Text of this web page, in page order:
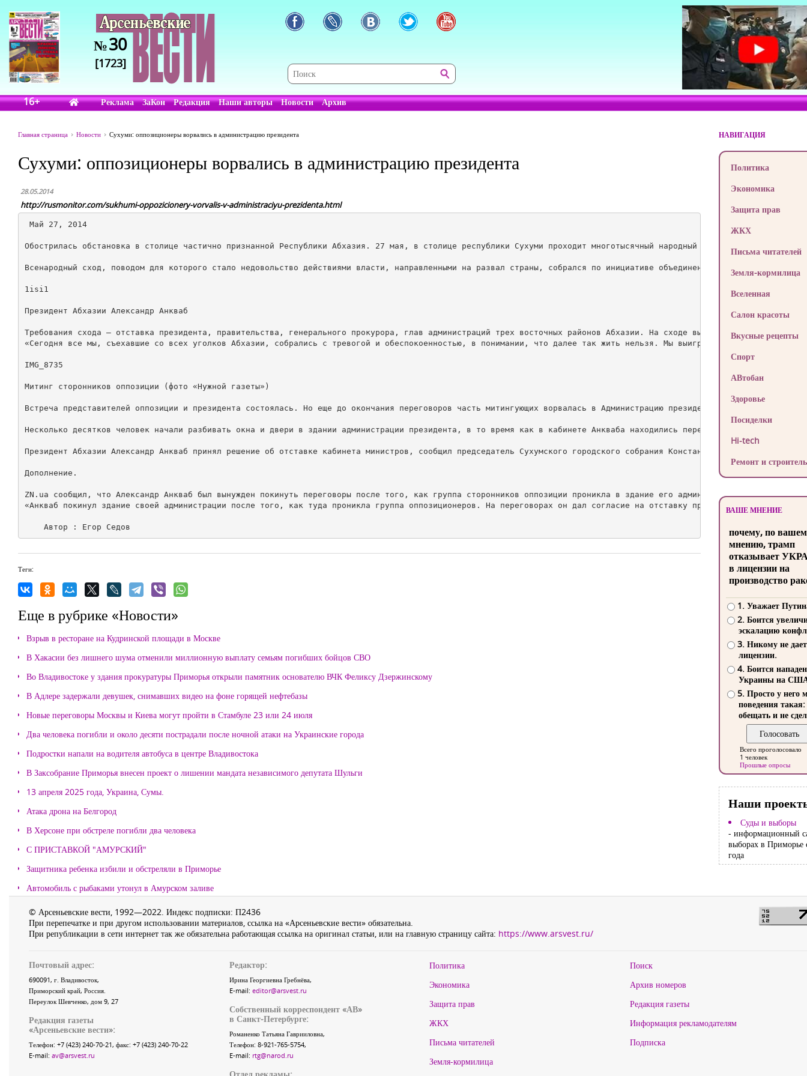
№30
[1723]
16+ Реклама ЗаКон Редакция Наши авторы Новости Архив
Главная страница Новости Сухуми: оппозиционеры ворвались в администрацию президента
Сухуми: оппозиционеры ворвались в администрацию президента
28.05.2014
http://rusmonitor.com/sukhumi-oppozicionery-vorvalis-v-administraciyu-prezidenta.html
Май 27, 2014
Обострилась обстановка в столице частично признанной Республики Абхазия. 27 мая, в столице республики Сухуми проходит многотысячный народный сход. По
Всенародный сход, поводом для которого стало недовольство действиями власти, направленными на развал страны, собрался по инициативе объединенной оппозиции,
1isi1
Президент Абхазии Александр Анкваб
Требования схода — отставка президента, правительства, генерального прокурора, глав администраций трех восточных районов Абхазии. На сходе выступают
«Сегодня все мы, съехавшие со всех уголков Абхазии, собрались с тревогой и обеспокоенностью, в понимании, что далее так жить нельзя. Мы выиграли войну, но
IMG_8735
Митинг сторонников оппозиции (фото «Нужной газеты»)
Встреча представителей оппозиции и президента состоялась. Но еще до окончания переговоров часть митингующих ворвалась в Администрацию президента.
Несколько десятков человек начали разбивать окна и двери в здании администрации президента, в то время как в кабинете Анкваба находились переговорщики от
Президент Абхазии Александр Анкваб принял решение об отставке кабинета министров, сообщил председатель Сухумского городского собрания Константин Пилия, передает
Дополнение.
ZN.ua сообщил, что Александр Анкваб был вынужден покинуть переговоры после того, как группа сторонников оппозиции проникла в здание его администрации.
«Анкваб покинул здание своей администрации после того, как туда проникла группа оппозиционеров. На переговорах он дал согласие на отставку правительства,
Теги:
Еще в рубрике «Новости»
Взрыв в ресторане на Кудринской площади в Москве
В Хакасии без лишнего шума отменили миллионную выплату семьям погибших бойцов СВО
Во Владивостоке у здания прокуратуры Приморья открыли памятник основателю ВЧК Феликсу Дзержинскому
В Адлере задержали девушек, снимавших видео на фоне горящей нефтебазы
Новые переговоры Москвы и Киева могут пройти в Стамбуле 23 или 24 июля
Два человека погибли и около десяти пострадали после ночной атаки на Украинские города
Подростки напали на водителя автобуса в центре Владивостока
В Заксобрание Приморья внесен проект о лишении мандата независимого депутата Шульги
13 апреля 2025 года, Украина, Сумы.
Атака дрона на Белгород
В Херсоне при обстреле погибли два человека
С ПРИСТАВКОЙ "АМУРСКИЙ"
Защитника ребенка избили и обстреляли в Приморье
Автомобиль с рыбаками утонул в Амурском заливе
НАВИГАЦИЯ
Политика
Экономика
Защита прав
ЖКХ
Письма читателей
Земля-кормилица
Вселенная
Салон красоты
Вкусные рецепты
Спорт
АВтобан
Здоровье
Посиделки
Hi-tech
Ремонт и
ВАШЕ МНЕНИЕ
почему, по
мнению, трамп
отказывает
в лицензии на
производство
1. Уважает
2. Боится
эскалацию
3. Никому не
лицензии.
4. Боится
Украины на
5. Просто у него
поведения такая:
обещать и не
Всего проголосовало
1 человек
Прошлые опросы
Наши
Суды и выборы
- информационный
выборах в Приморье
года
© Арсеньевские вести, 1992—2022. Индекс подписки: П2436
При перепечатке и при другом использовании материалов, ссылка на «Арсеньевские вести» обязательна.
При републикации в сети интернет так же обязательна работающая ссылка на оригинал статьи, или на главную страницу сайта: https://www.arsvest.ru/
Почтовый адрес:
690091, г. Владивосток,
Приморский край, Россия.
Переулок Шевченко, дом 9, 27
Редакция газеты
«Арсеньевские вести»:
Телефон: +7 (423) 240-70-21, факс: +7 (423) 240-70-22
E-mail: av@arsvest.ru
Редактор:
Ирина Георгиевна Гребнёва,
E-mail: editor@arsvest.ru
Собственный корреспондент «АВ»
в Санкт-Петербурге:
Романенко Татьяна Гаврииловна,
Телефон: 8-921-765-5754,
E-mail: rtg@narod.ru
Политика
Экономика
Защита прав
ЖКХ
Письма читателей
Земля-кормилица
Поиск
Архив номеров
Редакция газеты
Информация рекламодателям
Подписка